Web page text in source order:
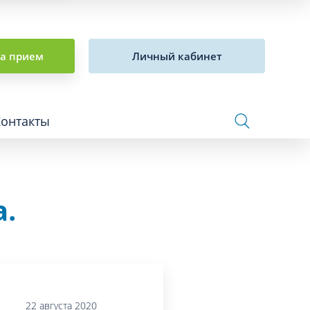
прием Личный кабинет
22 августа 2020